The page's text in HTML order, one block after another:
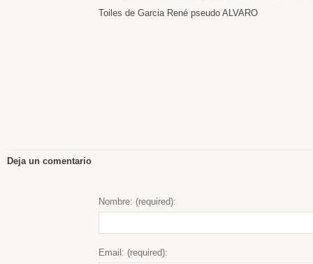
Toiles de Garcia René pseudo ALVARO
Deja un comentario
Nombre: (required):
Email: (required):